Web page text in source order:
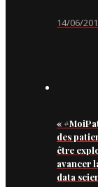
14/06/
«
des
être
avancer
data